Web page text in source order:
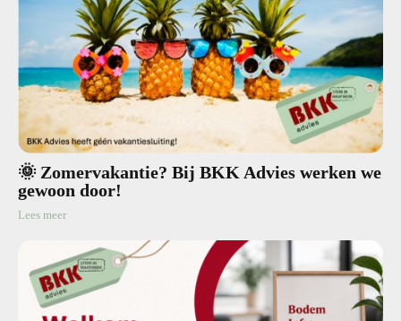
🌞 Zomervakantie? Bij BKK Advies werken we
gewoon door!
Lees meer